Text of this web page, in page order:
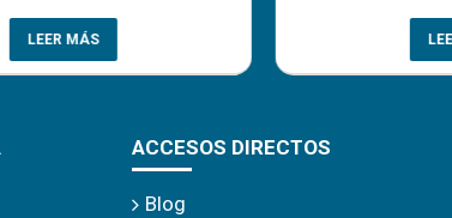
LEER MÁS
ACCESOS DIRECTOS
Blog